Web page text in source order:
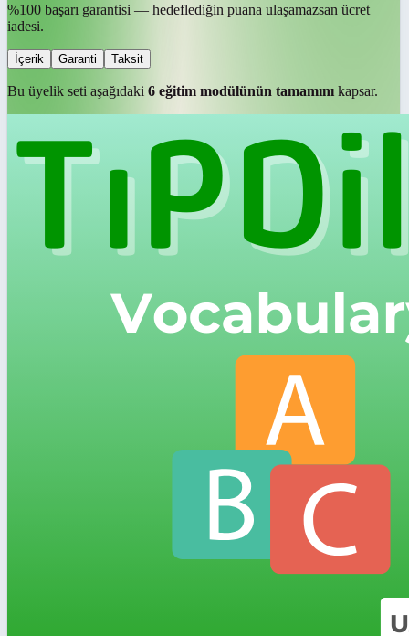
%100 başarı garantisi — hedeflediğin puana ulaşamazsan ücret
iadesi.
İçerik Garanti Taksit
Bu üyelik seti aşağıdaki 6 eğitim modülünün tamamını kapsar.